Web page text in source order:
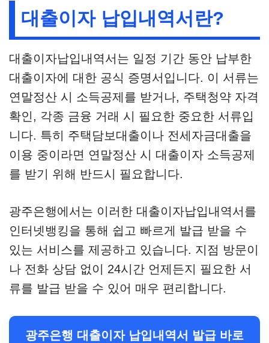
대출이자 납입내역서란?
대출이자납입내역서는 일정 기간 동안 납부한
대출이자에 대한 공식 증명서입니다. 이 서류는
연말정산 시 소득공제를 받거나, 주택청약 자격
확인, 각종 금융 거래 시 필요한 중요한 서류입
니다. 특히 주택담보대출이나 전세자금대출을
이용 중이라면 연말정산 시 대출이자 소득공제
를 받기 위해 반드시 필요합니다.
광주은행에서는 이러한 대출이자납입내역서를
인터넷뱅킹을 통해 쉽고 빠르게 발급 받을 수
있는 서비스를 제공하고 있습니다. 지점 방문이
나 전화 상담 없이 24시간 언제든지 필요한 서
류를 발급 받을 수 있어 매우 편리합니다.
광주은행 대출이자 납입내역서 발급 바로